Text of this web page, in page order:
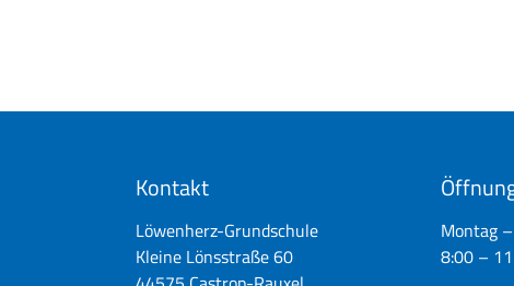
Kontakt
Löwenherz-Grundschule
Kleine Lönsstraße 60
Montag
8:00 –